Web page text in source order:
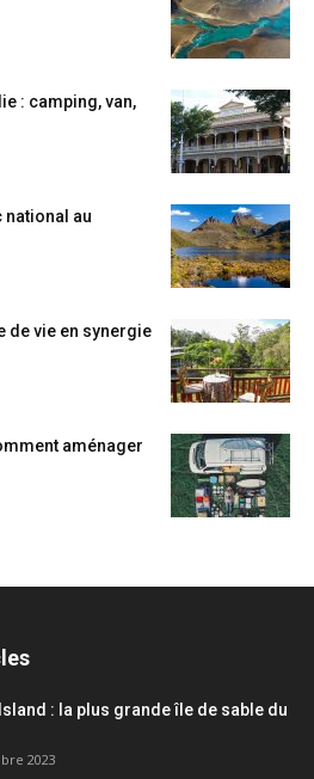
: camping, van,
national au
de vie en synergie
aménager
: la plus grande île de sable du
2023